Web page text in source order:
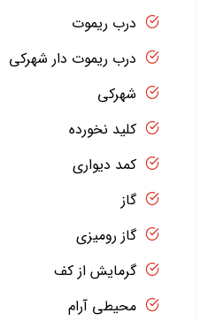
درب ریموت
درب ریموت دار شهرکی
شهرکی
کلید نخورده
کمد دیواری
گاز
گاز رومیزی
گرمایش از کف
محیطی آرام